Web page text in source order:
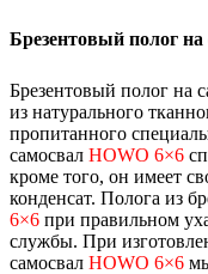
Брезентовый полог на
Брезентовый полог на
из натурального
пропитанного
самосвал HOWO 6×6
кроме того, он имеет
конденсат. Полога из
6×6 при правильном
службы. При
самосвал HOWO 6×6